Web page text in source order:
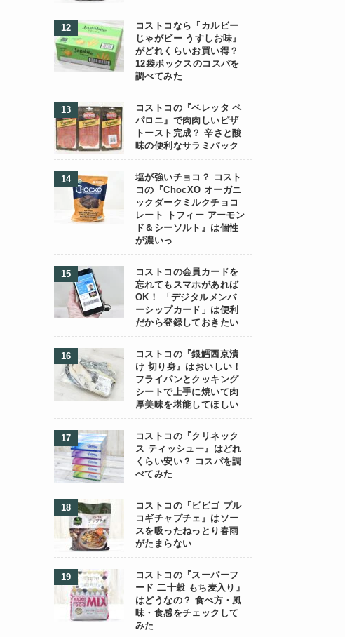
コストコなら『カルビー
じゃがビー うすしお味』
がどれくらいお買い得？
12袋ボックスのコスパを
調べてみた
コストコの『ベレッタ ペ
パロニ』で肉肉しいピザ
トースト完成？ 辛さと酸
味の便利なサラミパック
塩が強いチョコ？ コスト
コの『ChocXO オーガニ
ックダークミルクチョコ
レート トフィー アーモン
ド＆シーソルト』は個性
が濃いっ
コストコの会員カードを
忘れてもスマホがあれば
OK！ 「デジタルメンバ
ーシップカード」は便利
だから登録しておきたい
コストコの『銀鱈西京漬
け 切り身』はおいしい！
フライパンとクッキング
シートで上手に焼いて肉
厚美味を堪能してほしい
コストコの『クリネック
ス ティッシュー』はどれ
くらい安い？ コスパを調
べてみた
コストコの『ビビゴ プル
コギチャプチェ』はソー
スを吸ったねっとり春雨
がたまらない
コストコの『スーパーフ
ード 二十穀 もち麦入り』
はどうなの？ 食べ方・風
味・食感をチェックして
みた